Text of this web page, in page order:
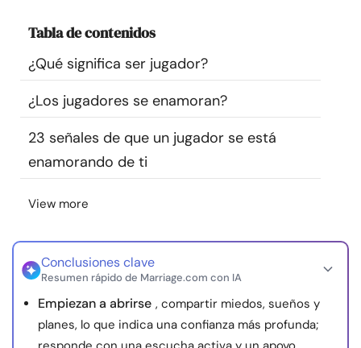
Comunidad
Encuentra un terapeuta
Idioma
Sobre nosotros
© Copyright 2026. Todos los derechos reservados.
Tabla de contenidos
¿Qué significa ser jugador?
¿Los jugadores se enamoran?
23 señales de que un jugador se está
enamorando de ti
View more
Conclusiones clave
Resumen rápido de Marriage.com con IA
Empiezan a abrirse , compartir miedos, sueños y
planes, lo que indica una confianza más profunda;